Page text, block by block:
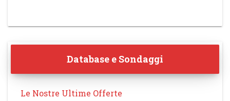
Database e Sondaggi
Le Nostre Ultime Offerte